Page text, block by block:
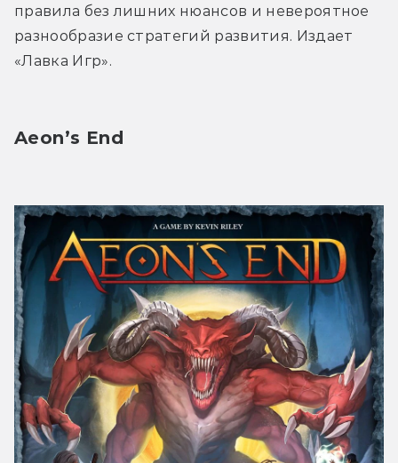
правила без лишних нюансов и невероятное
разнообразие стратегий развития. Издает
«Лавка Игр».
Aeon’s End